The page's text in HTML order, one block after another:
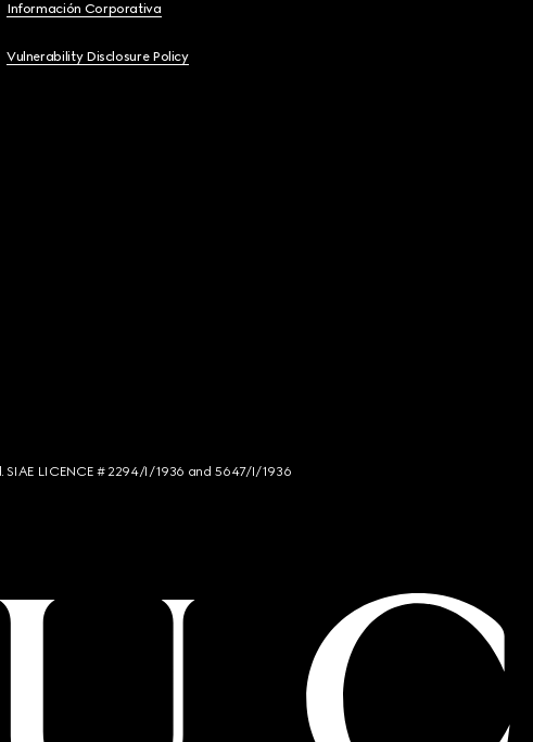
Información Corporativa
Vulnerability Disclosure Policy
LICENCE # 2294/I/1936 and 5647/I/1936